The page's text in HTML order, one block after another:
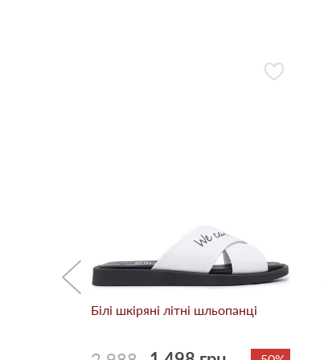
Білі шкіряні літні шльопанці